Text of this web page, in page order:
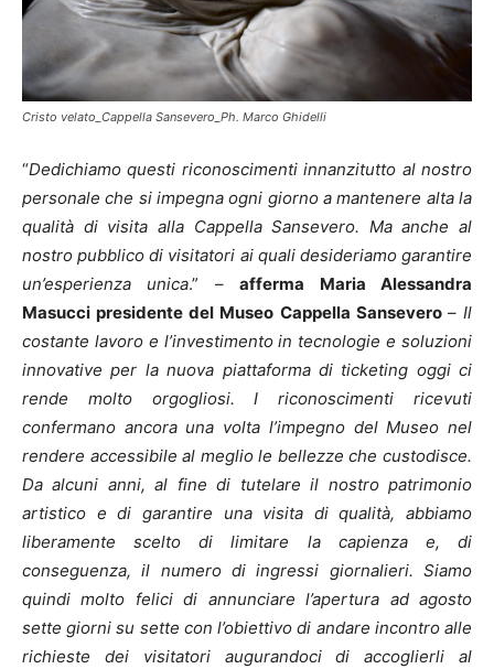
Cristo velato_Cappella Sansevero_Ph. Marco Ghidelli
“Dedichiamo questi riconoscimenti innanzitutto al nostro
personale che si impegna ogni giorno a mantenere alta la
qualità di visita alla Cappella Sansevero. Ma anche al
nostro pubblico di visitatori ai quali desideriamo garantire
un’esperienza unica.” –afferma Maria Alessandra
Masucci presidente del Museo Cappella Sansevero –Il
costante lavoro e l’investimento in tecnologie e soluzioni
innovative per la nuova piattaforma di ticketing oggi ci
rende molto orgogliosi. I riconoscimenti ricevuti
confermano ancora una volta l’impegno del Museo nel
rendere accessibile al meglio le bellezze che custodisce.
Da alcuni anni, al fine di tutelare il nostro patrimonio
artistico e di garantire una visita di qualità, abbiamo
liberamente scelto di limitare la capienza e, di
conseguenza, il numero di ingressi giornalieri. Siamo
quindi molto felici di annunciare l’apertura ad agosto
sette giorni su sette con l’obiettivo di andare incontro alle
richieste dei visitatori augurandoci di accoglierli al